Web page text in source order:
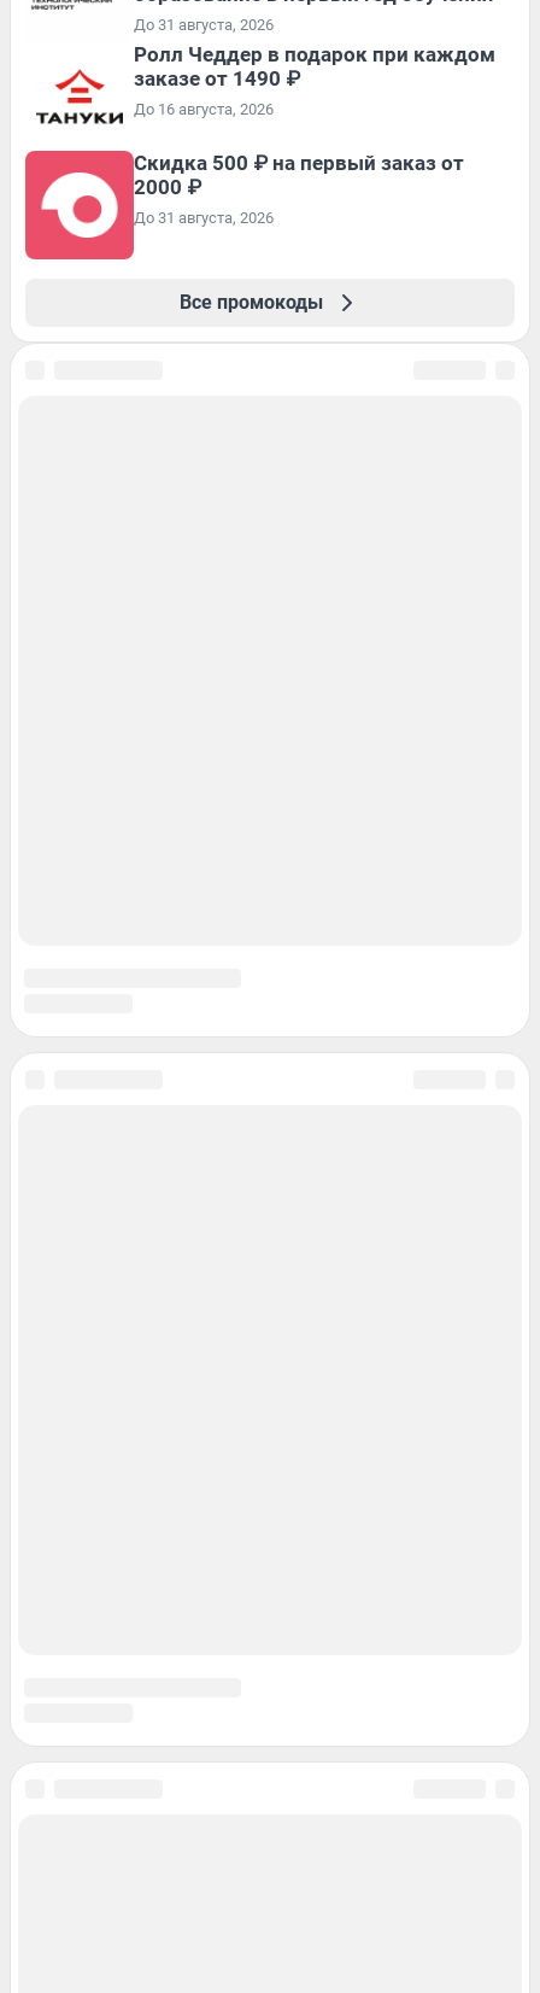
До 31 августа, 2026
Ролл Чеддер в подарок при каждом
заказе от 1490 ₽
До 16 августа, 2026
Скидка 500 ₽ на первый заказ от
2000 ₽
До 31 августа, 2026
Все промокоды